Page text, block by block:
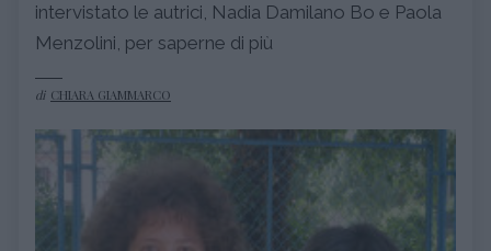
intervistato le autrici, Nadia Damilano Bo e Paola
Menzolini, per saperne di più
di CHIARA GIAMMARCO